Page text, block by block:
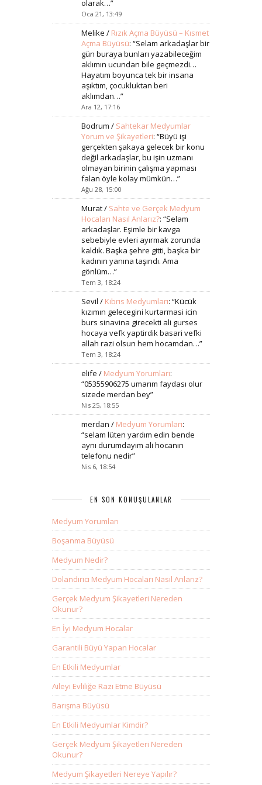
olarak…”
Oca 21, 13:49
Melike / Rızık Açma Büyüsü – Kısmet
Açma Büyüsü: “Selam arkadaşlar bir
gün buraya bunları yazabileceğim
aklımın ucundan bile geçmezdi…
Hayatım boyunca tek bir insana
aşıktım, çocukluktan beri
aklımdan…”
Ara 12, 17:16
Bodrum / Sahtekar Medyumlar
Yorum ve Şikayetleri: “Büyü işi
gerçekten şakaya gelecek bir konu
değil arkadaşlar, bu işin uzmanı
olmayan birinin çalışma yapması
falan öyle kolay mümkün…”
Ağu 28, 15:00
Murat/ Sahte ve Gerçek Medyum
Hocaları Nasıl Anlarız?: “Selam
arkadaşlar. Eşimle bir kavga
sebebiyle evleri ayırmak zorunda
kaldık. Başka şehre gitti, başka bir
kadının yanına taşındı. Ama
gönlüm…”
Tem 3, 18:24
Sevil / Kıbrıs Medyumları: “Kücük
kızımın gelecegini kurtarmasi icin
burs sinavina girecekti ali gurses
hocaya vefk yaptirdik basari vefki
allah razi olsun hem hocamdan…”
Tem 3, 18:24
elife / Medyum Yorumları:
“05355906275 umarım faydası olur
sizede merdan bey”
Nis 25, 18:55
merdan / Medyum Yorumları:
“selam lüten yardım edin bende
aynı durumdayım ali hocanın
telefonu nedir”
Nis 6, 18:54
EN SON KONUŞULANLAR
Medyum Yorumları
Boşanma Büyüsü
Medyum Nedir?
Dolandırıcı Medyum Hocaları Nasıl Anlarız?
Gerçek Medyum Şikayetleri Nereden
Okunur?
En İyi Medyum Hocalar
Garantili Büyü Yapan Hocalar
En Etkili Medyumlar
Aileyi Evliliğe Razı Etme Büyüsü
Barışma Büyüsü
En Etkili Medyumlar Kimdir?
Gerçek Medyum Şikayetleri Nereden
Okunur?
Medyum Şikayetleri Nereye Yapılır?